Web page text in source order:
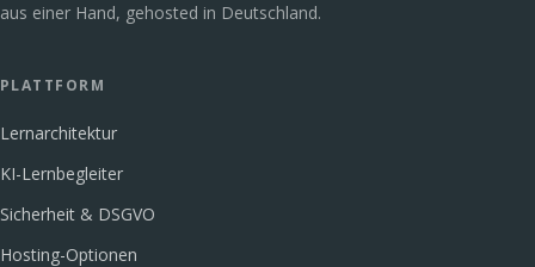
aus einer Hand, gehosted in Deutschland.
PLATTFORM
Lernarchitektur
KI-Lernbegleiter
Sicherheit & DSGVO
Hosting-Optionen